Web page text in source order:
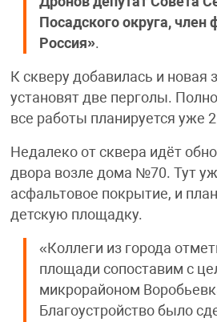
Посадского округа, член
Россия».
К скверу добавилась и новая
установят две перголы.
все работы планируется уже
Недалеко от сквера идёт
двора возле дома №70. Тут
асфальтовое покрытие, и
детскую площадку.
«Коллеги из города
площади сопоставим с
микрорайоном
Благоустройство было